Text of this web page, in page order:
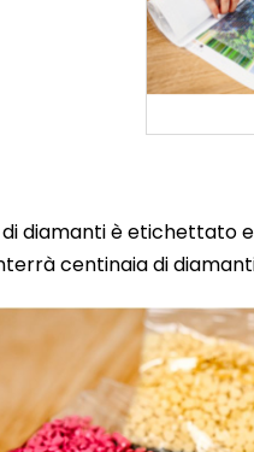
diamanti è etichettato
centinaia di